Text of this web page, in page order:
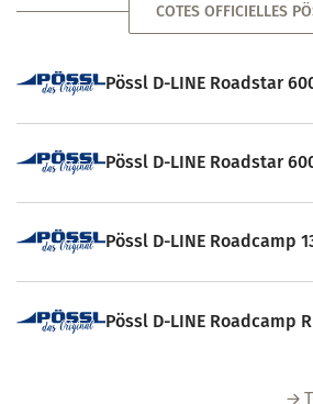
COTES OFFICIELLES
Pössl D-LINE Roadstar
Pössl D-LINE Roadstar
Pössl D-LINE Roadcamp
Pössl D-LINE Roadcamp